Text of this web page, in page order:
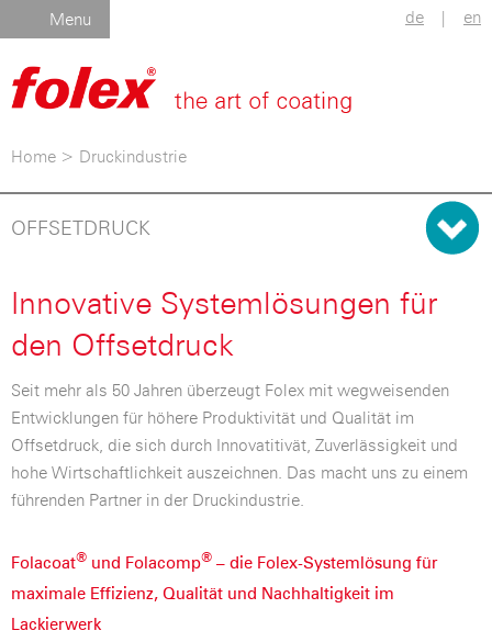
Menu de | en
Home > Druckindustrie
OFFSETDRUCK
Innovative Systemlösungen für
den Offsetdruck
Seit mehr als 50 Jahren überzeugt Folex mit wegweisenden
Entwicklungen für höhere Produktivität und Qualität im
Offsetdruck, die sich durch Innovatitivät, Zuverlässigkeit und
hohe Wirtschaftlichkeit auszeichnen. Das macht uns zu einem
führenden Partner in der Druckindustrie.
Folacoat® und Folacomp® – die Folex-Systemlösung für
maximale Effizienz, Qualität und Nachhaltigkeit im
Lackierwerk